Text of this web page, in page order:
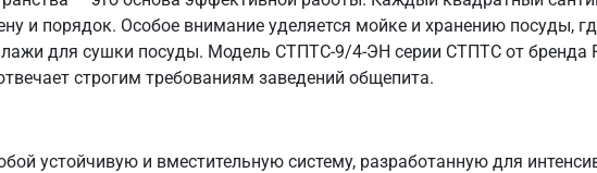
и порядок. Особое внимание уделяется мойке и хранению посуды,
для сушки посуды. Модель СТПТС-9/4-ЭН серии СТПТС от бренда
строгим требованиям заведений общепита.
устойчивую и вместительную систему, разработанную для